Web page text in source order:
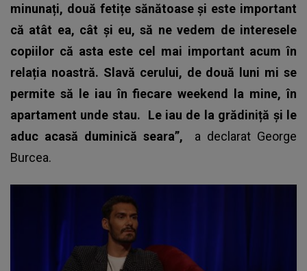
minunați, două fetițe sănătoase și este important
că atât ea, cât și eu, să ne vedem de interesele
copiilor că asta este cel mai important acum în
relația noastră. Slavă cerului, de două luni mi se
permite să le iau în fiecare weekend la mine, în
apartament unde stau. Le iau de la grădiniță și le
aduc acasă duminică seara”, a declarat George
Burcea.